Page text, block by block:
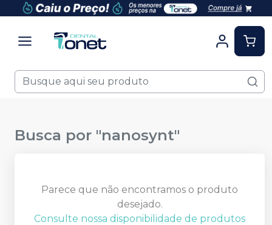
Busca por "nanosynt"
Parece que não encontramos o produto
desejado.
Consulte nossa disponibilidade de produtos